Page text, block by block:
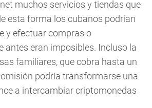
muchos servicios y tiendas que
esta forma los cubanos podrían
y efectuar compras o
antes eran imposibles. Incluso la
familiares, que cobra hasta un
podría transformarse una
a intercambiar criptomonedas